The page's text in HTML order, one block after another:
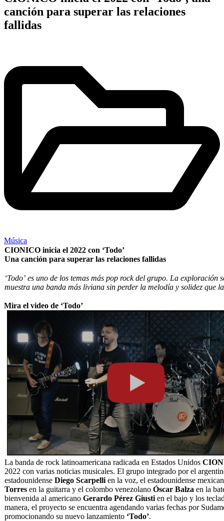
canción para superar las relaciones
fallidas
Música
CIONICO inicia el 2022 con ‘Todo’
Una canción para superar las relaciones fallidas
‘Todo’ es uno de los temas más pop rock del grupo. La exploración
muestra una banda más liviana sin perder la melodía y solidez que
Mira el video de ‘Todo’
La banda de rock latinoamericana radicada en Estados Unidos
2022 con varias noticias musicales. El grupo integrado por el
estadounidense Diego Scarpelli en la voz, el estadounidense
Torres en la guitarra y el colombo venezolano Óscar Balza en la
bienvenida al americano Gerardo Pérez Giusti en el bajo y los
manera, el proyecto se encuentra agendando varias fechas por
promocionando su nuevo lanzamiento ‘Todo’.